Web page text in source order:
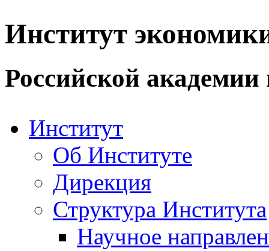
Институт
Российской академии
Институт
Об Институте
Дирекция
Структура Института
Научное